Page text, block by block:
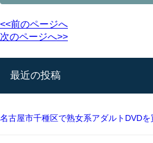
<<前のページへ
次のページへ>>
最近の投稿
名古屋市千種区で熟女系アダルトDVDを